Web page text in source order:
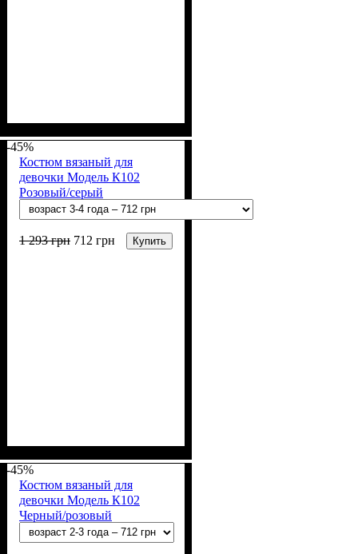
-45%
Костюм вязаный для
девочки Модель К102
Розовый/серый
1 293грн 712 грн Купить
-45%
Костюм вязаный для
девочки Модель К102
Черный/розовый